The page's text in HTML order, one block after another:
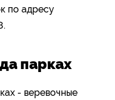
по адресу
парках
- веревочные